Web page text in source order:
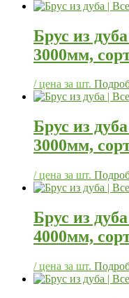
Брус из
3000мм,
/ цена за шт.
Брус из
3000мм,
/ цена за шт.
Брус из
4000мм,
/ цена за шт.